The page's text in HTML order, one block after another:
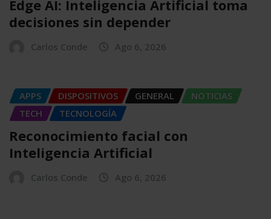
Edge AI: Inteligencia Artificial toma
decisiones sin depender
Carlos Conde Ago 6, 2026
APPS DISPOSITIVOS GENERAL
NOTICIAS
TECH
TECNOLOGÍA
Reconocimiento facial con
Inteligencia Artificial
Carlos Conde Ago 6, 2026